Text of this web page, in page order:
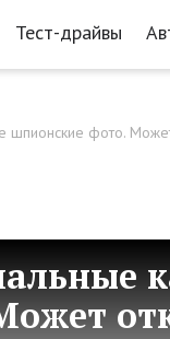
Тест-драйвы
шпионские фото.